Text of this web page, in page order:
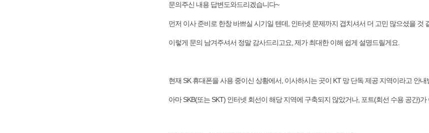
문의주신 내용 답변도와드리겠습니다~
먼저 이사 준비로 한창 바쁘실 시기일 텐데, 인터넷 문제까지 겹치셔서 더 고민 많으셨을 것
이렇게 문의 남겨주셔서 정말 감사드리고요, 제가 최대한 이해 쉽게 설명드릴게요.
현재 SK 휴대폰을 사용 중이신 상황에서, 이사하시는 곳이 KT 망 단독 제공 지역이라고 안내
아마 SKB(또는 SKT) 인터넷 회선이 해당 지역에 구축되지 않았거나, 포트(회선 수용 공간)